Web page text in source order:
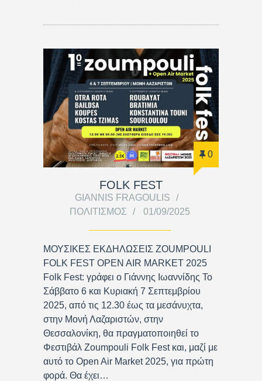
0
FOLK FEST
GIANNIS FRAGOULIS
ΠΟΛΙΤΙΣΜΌΣ
01/09/2025
ΜΟΥΣΙΚΕΣ ΕΚΔΗΛΩΣΕΙΣ ZOUMPOULI
FOLK FEST OPEN AIR MARKET 2025
Folk Fest: γράφει ο Γιάννης Ιωαννίδης Το
Σάββατο 6 και Κυριακή 7 Σεπτεμβρίου
2025, από τις 12.30 έως τα μεσάνυχτα,
στην Μονή Λαζαριστών, στην
Θεσσαλονίκη, θα πραγματοποιηθεί το
Φεστιβάλ Zoumpouli Folk Fest και, μαζί με
αυτό το Open Air Market 2025, για πρώτη
φορά. Θα έχει…